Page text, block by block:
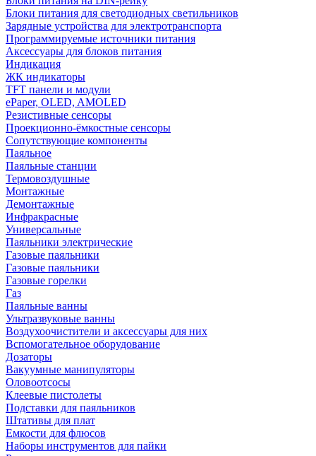
Блоки питания для светодиодных светильников
Зарядные устройства для электротранспорта
Программируемые источники питания
Аксессуары для блоков питания
Индикация
ЖК индикаторы
TFT панели и модули
ePaper, OLED, AMOLED
Резистивные сенсоры
Проекционно-ёмкостные сенсоры
Сопутствующие компоненты
Паяльное
Паяльные станции
Термовоздушные
Монтажные
Демонтажные
Инфракрасные
Универсальные
Паяльники электрические
Газовые паяльники
Газовые паяльники
Газовые горелки
Газ
Паяльные ванны
Ультразвуковые ванны
Воздухоочистители и аксессуары для них
Вспомогательное оборудование
Дозаторы
Вакуумные манипуляторы
Оловоотсосы
Клеевые пистолеты
Подставки для паяльников
Штативы для плат
Емкости для флюсов
Наборы инструментов для пайки